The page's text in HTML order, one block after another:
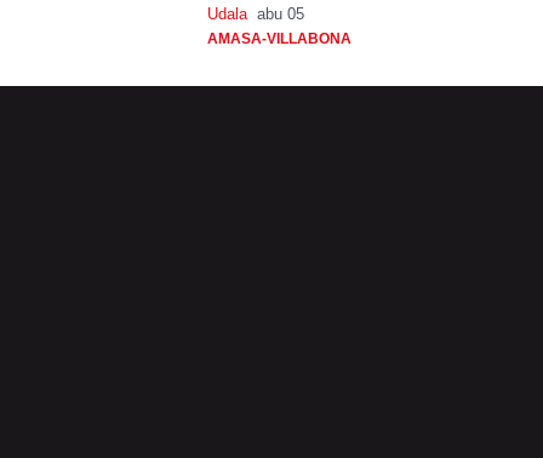
Udala abu 05
AMASA-VILLABONA